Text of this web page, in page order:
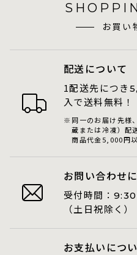
お買い
配送について
1配送先につき
入で送料無料！
同一のお届け先様
蔵または冷凍）配
商品代金5,000円
お問い合わせ
受付時間：
（土日祝除く）
お支払いにつ